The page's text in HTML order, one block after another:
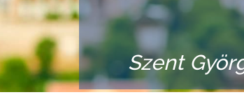
Szent